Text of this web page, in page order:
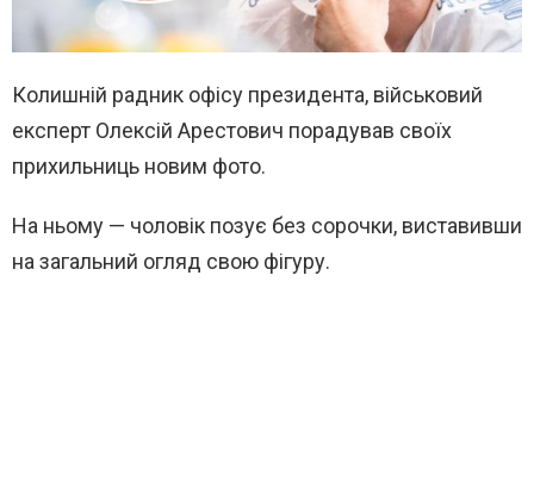
Колишній радник офісу президента, військовий
експерт Олексій Арестович порадував своїх
прихильниць новим фото.
На ньому — чоловік позує без сорочки, виставивши
на загальний огляд свою фігуру.